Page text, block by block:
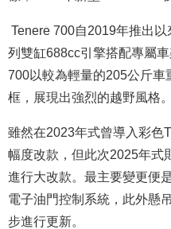
Tenere 700自2019年推出
列雙缸688cc引擎搭配專屬
700以較為輕量的205公斤
框，展現出強烈的越野風格。
雖然在2023年式曾導入彩色
幅度改款，但此次2025年式
進行大改款。最主要變更便
電子油門控制系統，此外懸
步進行更新。